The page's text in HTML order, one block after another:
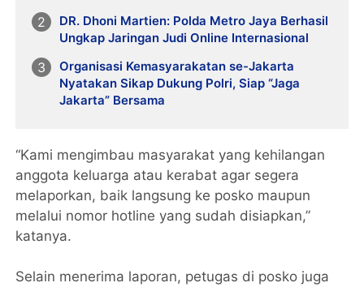
DR. Dhoni Martien: Polda Metro Jaya Berhasil
Ungkap Jaringan Judi Online Internasional
Organisasi Kemasyarakatan se-Jakarta
Nyatakan Sikap Dukung Polri, Siap “Jaga
Jakarta” Bersama
“Kami mengimbau masyarakat yang kehilangan
anggota keluarga atau kerabat agar segera
melaporkan, baik langsung ke posko maupun
melalui nomor hotline yang sudah disiapkan,”
katanya.
Selain menerima laporan, petugas di posko juga